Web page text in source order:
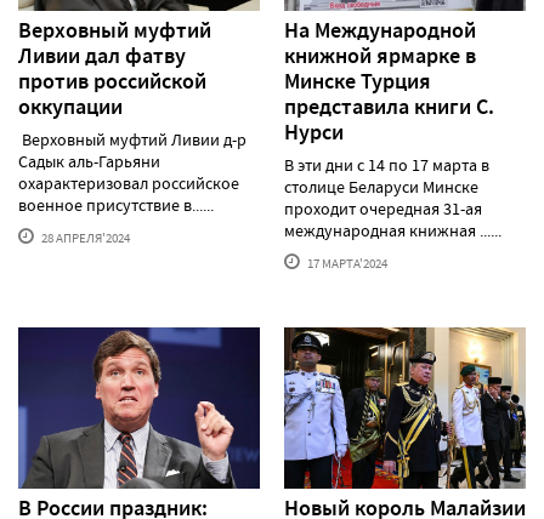
Верховный муфтий
Ливии дал фатву
против российской
оккупации
Верховный муфтий Ливии д-р
Садык аль-Гарьяни
охарактеризовал российское
военное присутствие в......
28 АПРЕЛЯ'2024
На Международной
книжной ярмарке в
Минске Турция
представила книги С.
Нурси
В эти дни с 14 по 17 марта в
столице Беларуси Минске
проходит очередная 31-ая
международная книжная ......
17 МАРТА'2024
В России праздник:
Новый король Малайзии